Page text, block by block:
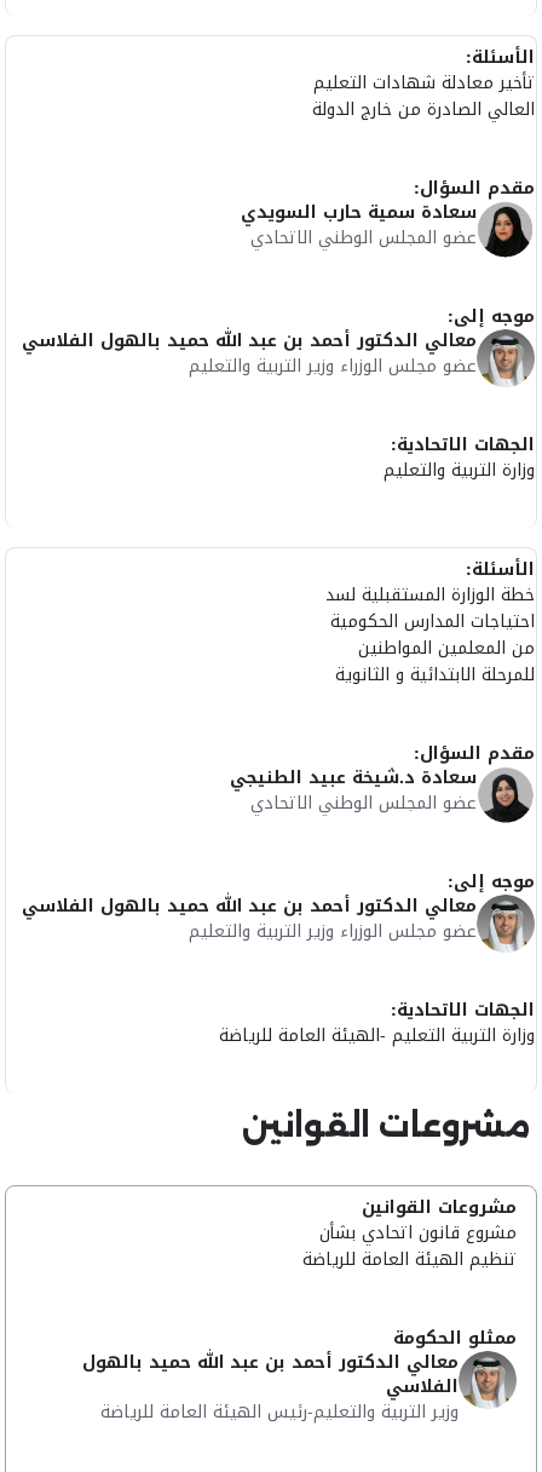
الأسئلة:
تأخير معادلة شهادات التعليم
العالي الصادرة من خارج الدولة
مقدم السؤال:
سعادة سمية حارب السويدي
عضو المجلس الوطني الاتحادي
موجه إلى:
معالي الدكتور أحمد بن عبد الله حميد بالهول الفلاسي
عضو مجلس الوزراء وزير التربية والتعليم
الجهات الاتحادية:
وزارة التربية والتعليم
الأسئلة:
خطة الوزارة المستقبلية لسد
احتياجات المدارس الحكومية
من المعلمين المواطنين
للمرحلة الابتدائية و الثانوية
مقدم السؤال:
سعادة د.شيخة عبيد الطنيجي
عضو المجلس الوطني الاتحادي
موجه إلى:
معالي الدكتور أحمد بن عبد الله حميد بالهول الفلاسي
عضو مجلس الوزراء وزير التربية والتعليم
الجهات الاتحادية:
وزارة التربية التعليم -الهيئة العامة للرياضة
مشروعات القوانين
مشروعات القوانين
مشروع قانون اتحادي بشأن
تنظيم الهيئة العامة للرياضة
ممثلو الحكومة
معالي الدكتور أحمد بن عبد الله حميد بالهول
الفلاسي
وزير التربية والتعليم-رئيس الهيئة العامة للرياضة